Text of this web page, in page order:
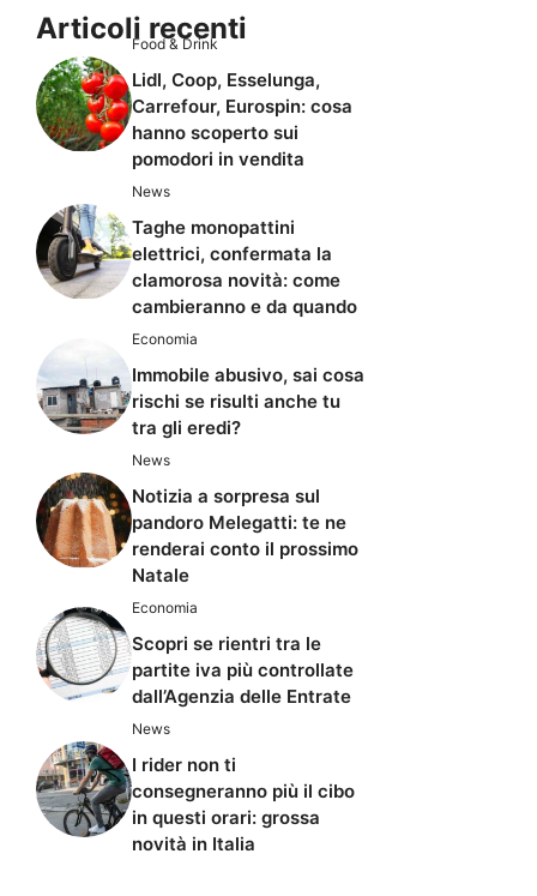
Articoli recenti
Food & Drink
Lidl, Coop, Esselunga,
Carrefour, Eurospin: cosa
hanno scoperto sui
pomodori in vendita
News
Taghe monopattini
elettrici, confermata la
clamorosa novità: come
cambieranno e da quando
Economia
Immobile abusivo, sai cosa
rischi se risulti anche tu
tra gli eredi?
News
Notizia a sorpresa sul
pandoro Melegatti: te ne
renderai conto il prossimo
Natale
Economia
Scopri se rientri tra le
partite iva più controllate
dall’Agenzia delle Entrate
News
I rider non ti
consegneranno più il cibo
in questi orari: grossa
novità in Italia